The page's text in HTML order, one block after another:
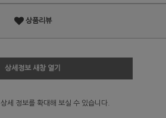
상품리뷰
상세정보 새창 열기
상세 정보를 확대해 보실 수 있습니다.